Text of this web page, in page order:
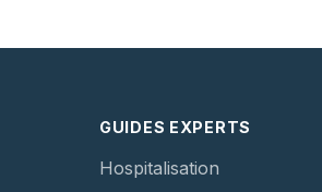
GUIDES EXPERTS
Hospitalisation